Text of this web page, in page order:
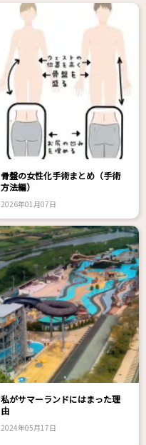
骨盤の女性化手術まとめ（手術
方法編）
2026年01月07日
私がサマーランドにはまった理
由
2024年05月17日